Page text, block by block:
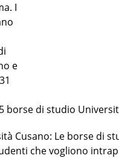
I
e
borse di studio
Cusano: Le borse di
che vogliono